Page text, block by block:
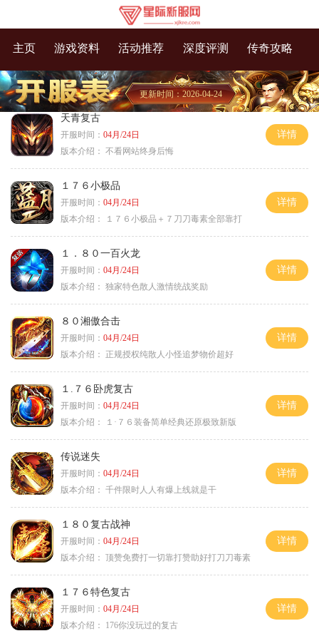
主页 游戏资料 活动推荐 深度评测 传奇攻略
更新时间：2026-04-24
天青复古
开服时间： 04月/24日
版本介绍： 不看网站终身后悔
详情
１７６小极品
开服时间： 04月/24日
版本介绍：
１７６小极品＋７刀刀毒素全部靠打
详情
１．８０一百火龙
开服时间： 04月/24日
版本介绍： 独家特色散人激情统战奖励
详情
８０湘傲合击
开服时间： 04月/24日
版本介绍：
正规授权纯散人小怪追梦物价超好
详情
１.７６卧虎复古
开服时间： 04月/24日
版本介绍：
１·７６装备简单经典还原极致新版
详情
传说迷失
开服时间： 04月/24日
版本介绍： 千件限时人人有爆上线就是干
详情
１８０复古战神
开服时间： 04月/24日
版本介绍： 顶赞免费打一切靠打赞助好打刀刀毒素
详情
１７６特色复古
开服时间： 04月/24日
版本介绍：
176你没玩过的复古
详情